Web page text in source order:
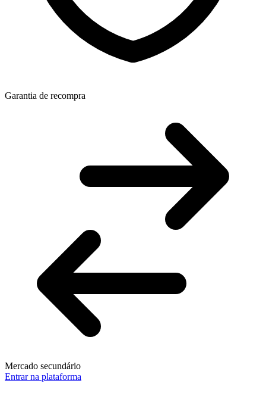
Garantia de recompra
Mercado secundário
Entrar na plataforma